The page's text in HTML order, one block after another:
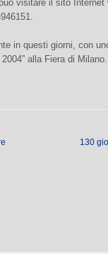
visitare il sito
in questi giorni, con
alla Fiera di Milano.
130